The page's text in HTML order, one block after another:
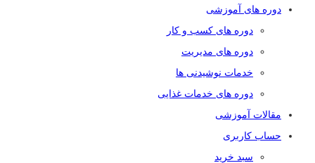
دوره های آموزشی
دوره های کسب و کار
دوره های مدیریت
خدمات نوشیدنی ها
دوره های خدمات غذایی
مقالات آموزشی
حساب کاربری
سبد خرید